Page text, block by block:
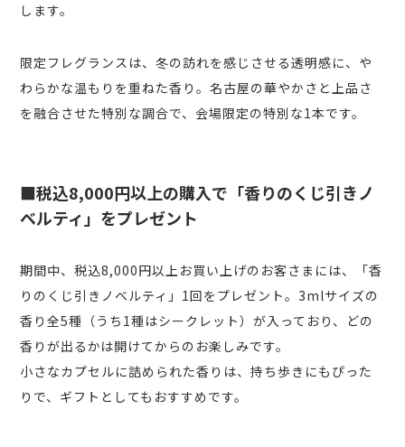
します。
限定フレグランスは、冬の訪れを感じさせる透明感に、や
わらかな温もりを重ねた香り。名古屋の華やかさと上品さ
を融合させた特別な調合で、会場限定の特別な1本です。
■税込8,000円以上の購入で「香りのくじ引きノ
ベルティ」をプレゼント
期間中、税込8,000円以上お買い上げのお客さまには、「香
りのくじ引きノベルティ」1回をプレゼント。3mlサイズの
香り全5種（うち1種はシークレット）が入っており、どの
香りが出るかは開けてからのお楽しみです。
小さなカプセルに詰められた香りは、持ち歩きにもぴった
りで、ギフトとしてもおすすめです。